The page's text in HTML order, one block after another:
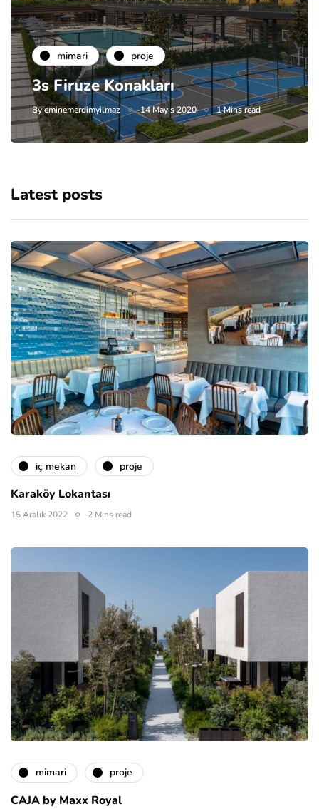
mimari proje
3s Firuze Konakları
Byeminemerdimyilmaz 14 Mayıs 2020 1 Mins read
Latest posts
i̇ç mekan proje
Karaköy Lokantası
15 Aralık 2022 2 Mins read
mimari proje
CAJA by Maxx Royal